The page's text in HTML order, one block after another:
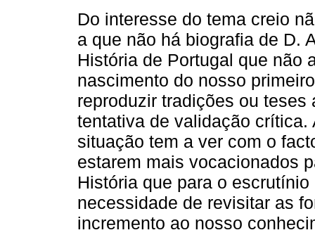
Do interesse do tema creio
a que não há biografia de D.
História de Portugal que não
nascimento do nosso
reproduzir tradições ou
tentativa de validação
situação tem a ver com o
estarem mais vocacionados
História que para o
necessidade de revisitar as
incremento ao nosso